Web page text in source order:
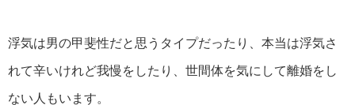
浮気は男の甲斐性だと思うタイプだったり、本当は浮気さ
れて辛いけれど我慢をしたり、世間体を気にして離婚をし
ない人もいます。